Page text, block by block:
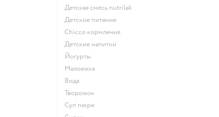
детская смесь nutrilak
детское питание
chicco кормления
детские напитки
йогурты
малоежка
Вода
творожок
суп пюре